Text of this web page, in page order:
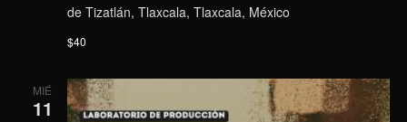
de Tizatlán, Tlaxcala, Tlaxcala, México
$40
MIÉ
11